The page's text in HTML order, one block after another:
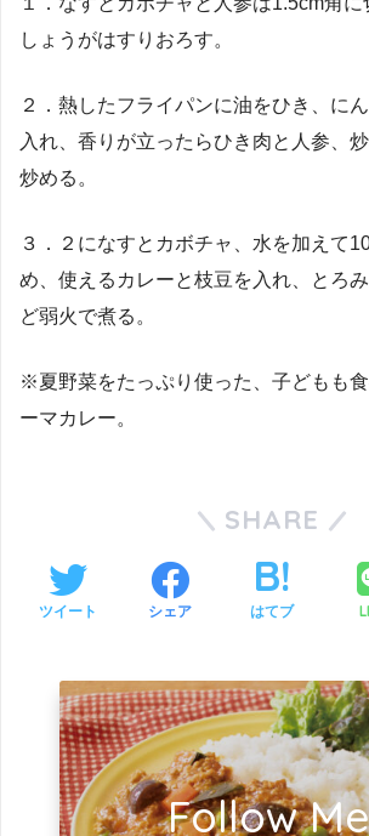
しょうがはすりおろす。
２．熱したフライパンに油をひき、に
入れ、香りが立ったらひき肉と人参、
炒める。
３．２になすとカボチャ、水を加えて
め、使えるカレーと枝豆を入れ、とろ
ど弱火で煮る。
※夏野菜をたっぷり使った、子どもも
ーマカレー。
SHARE
ツイート シェア はてブ
Follow